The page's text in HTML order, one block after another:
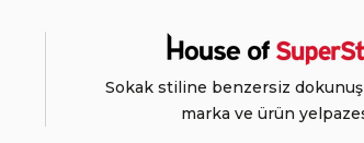
Sokak stiline benzersiz
marka ve ürün